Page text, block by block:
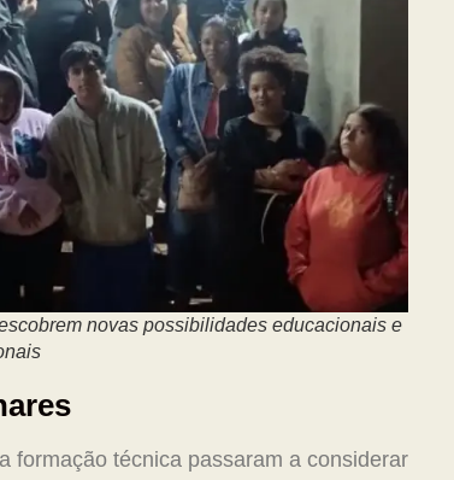
novas possibilidades educacionais e
formação técnica passaram a considerar